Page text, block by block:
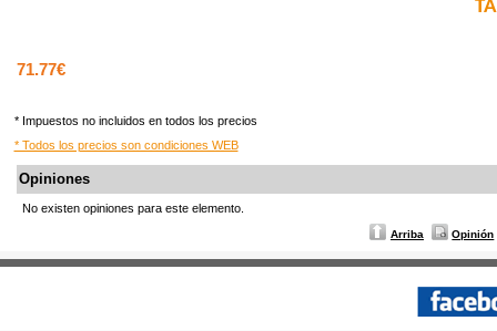
71.77€
* Impuestos no incluidos en todos los precios
* Todos los precios son condiciones WEB
Opiniones
No existen opiniones para este elemento.
Arriba Opinión